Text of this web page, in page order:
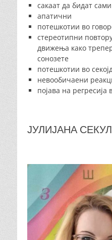
сакаат да бидат сами
апатични
потешкотии во
стереотипни
движења како
сонозете
потешкотии во
невообичаени
појава на
ЈУЛИЈАНА